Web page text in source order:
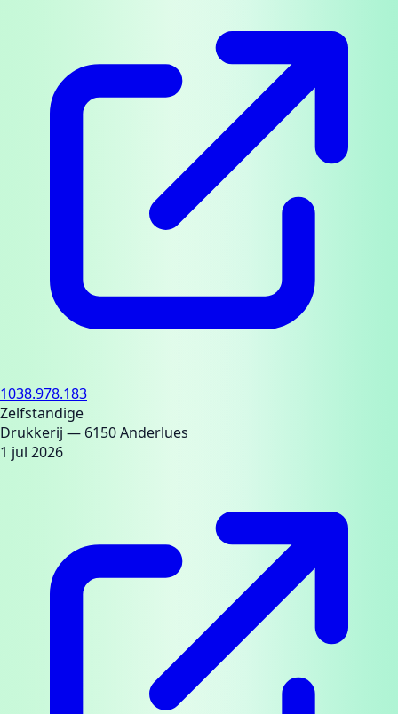
1038.978.183
Zelfstandige
Drukkerij — 6150 Anderlues
1 jul 2026